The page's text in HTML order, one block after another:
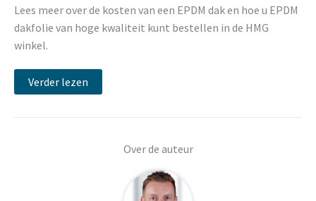
Lees meer over de kosten van een EPDM dak en hoe u EPDM
dakfolie van hoge kwaliteit kunt bestellen in de HMG
winkel.
Verder lezen
Over de auteur